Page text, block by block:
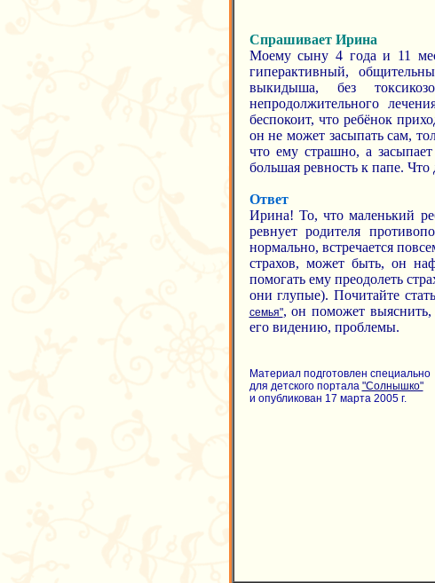
Спрашивает Ирина
Моему сыну 4 года и 11
гиперактивный,
выкидыша, без
непродолжительного
беспокоит, что ребёнок
он не может засыпать сам,
что ему страшно, а
большая ревность к папе.
Ответ
Ирина! То, что маленький
ревнует родителя
нормально, встречается
страхов, может быть, он
помогать ему преодолеть
они глупые). Почитайте
семья", он поможет выяснить,
его видению, проблемы.
Материал подготовлен специально
для детского портала "Солнышко"
и опубликован 17 марта 2005 г.